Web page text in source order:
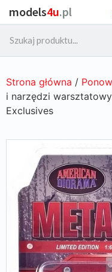
models4u.pl
Strona główna /
i narzędzi
Exclusives